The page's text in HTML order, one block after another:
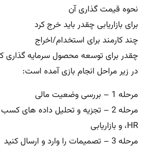
نحوه قیمت گذاری آن
برای بازاریابی چقدر باید خرج کرد
چند کارمند برای استخدام/اخراج
چقدر برای توسعه محصول سرمایه گذاری
در زیر مراحل انجام بازی آمده است:
مرحله 1 – بررسی وضعیت مالی
HR، و بازاریابی
مرحله 3 – تصمیمات را وارد و ارسال کنید